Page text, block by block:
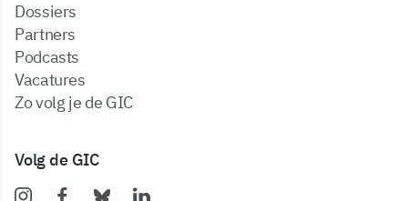
dossiers
partners
podcasts
vacatures
zo volg je de GIC
Volg de GIC